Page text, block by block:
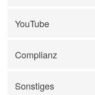
YouTube
Complianz
Sonstiges